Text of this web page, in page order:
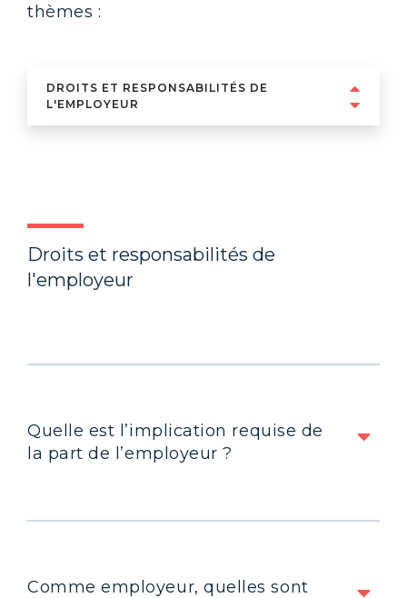
thèmes :
DROITS ET RESPONSABILITÉS DE
L'EMPLOYEUR
Droits et responsabilités de
l'employeur
Quelle est l’implication requise de
la part de l’employeur ?
Comme employeur, quelles sont